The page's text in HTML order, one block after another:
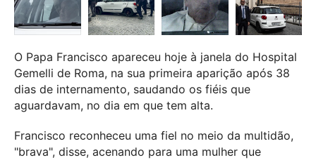
O Papa Francisco apareceu hoje à janela do Hospital
Gemelli de Roma, na sua primeira aparição após 38
dias de internamento, saudando os fiéis que
aguardavam, no dia em que tem alta.
Francisco reconheceu uma fiel no meio da multidão,
"brava", disse, acenando para uma mulher que